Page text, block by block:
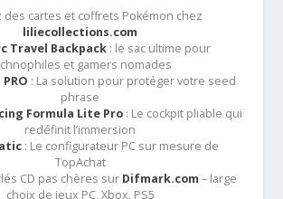
des cartes et coffrets Pokémon chez
liliecollections.com
Travel Backpack : le sac ultime pour
et gamers nomades
PRO : La solution pour protéger votre seed
phrase
Formula Lite Pro: Le cockpit pliable qui
redéfinit l’immersion
: Le configurateur PC sur mesure de
TopAchat
CD pas chères sur Difmark.com – large
choix de jeux PC, Xbox, PS5